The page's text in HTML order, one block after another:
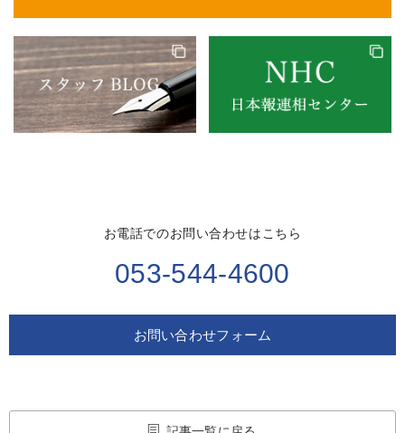
お電話でのお問い合わせはこちら
053-544-4600
お問い合わせフォーム